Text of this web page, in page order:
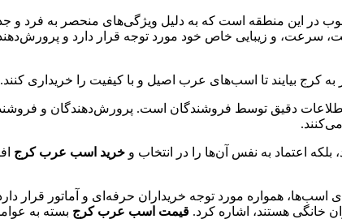
در این منطقه است که به دلیل ویژگی‌های منحصر به فرد
سرعت، و زیبایی خاص خود مورد توجه قرار دارد و
کرج بیایند تا اسب‌های عرب اصیل و با کیفیت را خریداری کنند.
دقیق توسط فروشندگان است. پرورش‌دهندگان و
اعتماد به نفس آن‌ها را در انتخاب و خرید اسب عرب کرج
اسب‌ها، همواره مورد توجه خریداران حرفه‌ای و آماتور
خانگی هستند، اشاره کرد. قیمت اسب عرب کرج بسته به